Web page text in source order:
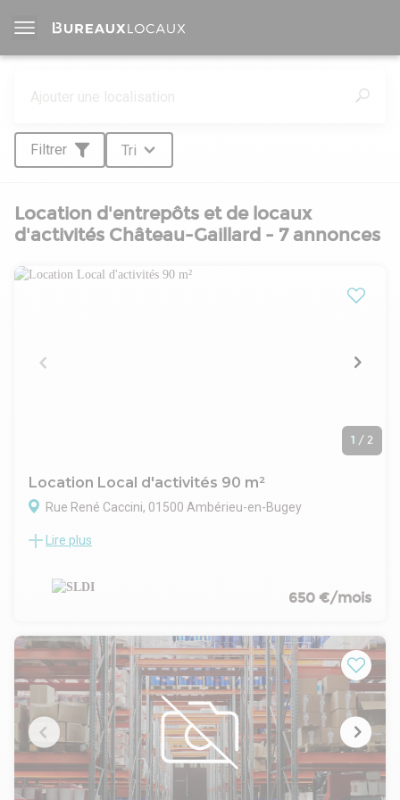
Filtrer Tri
Location d'entrepôts et de locaux
d'activités Château-Gaillard - 7 annonces
1 / 2
Location Local d'activités 90 m²
Rue René Caccini, 01500 Ambérieu-en-Bugey
A louer - Local d'activité entrepôt - Amberieu-en-Bugey
pour développer votre activité. Nous vous proposons à la
location un local d'activités de 390 m², non divisible,
ses équipements, garantissant un environnement de travail.
Parmi les caractéristiques notables de ce local, vous
trouverez une porte sectionnelle, facilitant l'accès et la
gestion des flux de marchandises. De plus, le local est équipé
de sanitaires, assurant le confort des employés et des
visiteurs. Une douche est également disponible, un atout non
négligeable pour les entreprises dont les activités
nécessitent des installations de ce type, comme celles
opérant dans le secteur industriel. Les bureaux intégrés au
Lire plus
650 €/mois